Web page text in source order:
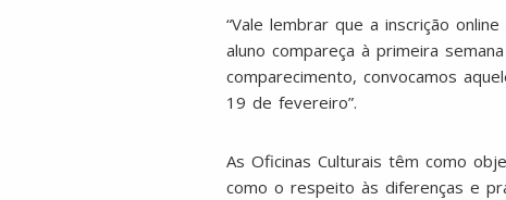
“Vale lembrar que a inscrição
aluno compareça à primeira
comparecimento, convocamos
19 de fevereiro”.
As Oficinas Culturais têm como
como o respeito às diferenças e